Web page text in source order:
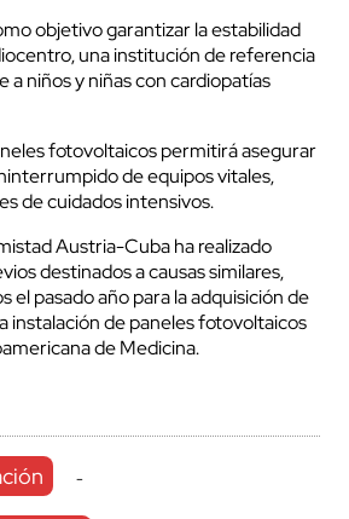
objetivo garantizar la estabilidad
una institución de referencia
a niños y niñas con cardiopatías
fotovoltaicos permitirá asegurar
de equipos vitales,
de cuidados intensivos.
Austria-Cuba ha realizado
destinados a causas similares,
el pasado año para la adquisición de
instalación de paneles fotovoltaicos
de Medicina.
-